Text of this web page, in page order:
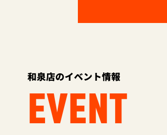
和泉店のイベント情報
EVENT